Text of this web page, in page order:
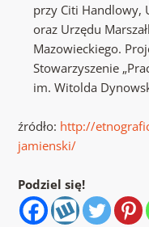
przy Citi Handlowy,
oraz Urzędu
Mazowieckiego.
Stowarzyszenie
im. Witolda
źródło: http://
jamienski/
Podziel się!